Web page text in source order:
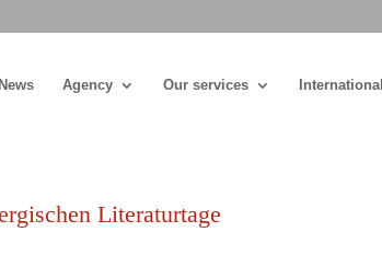
News Agency Our services International
Literaturtage